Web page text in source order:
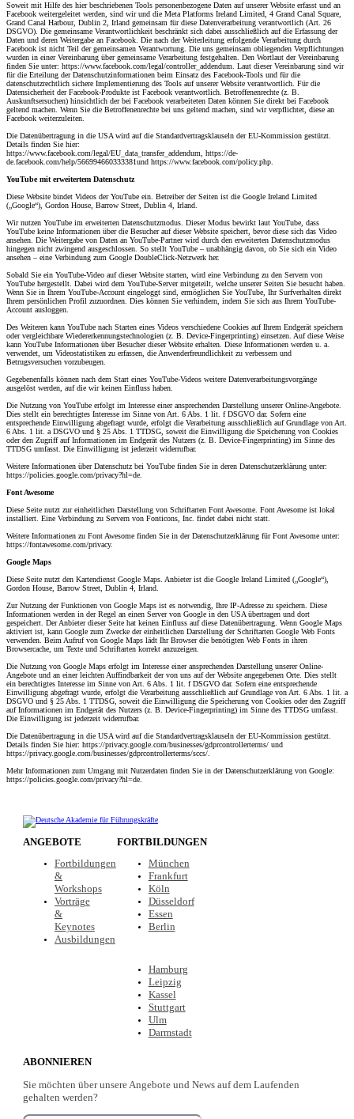
Soweit mit Hilfe des hier beschriebenen Tools personenbezogene Daten auf unserer Website erfasst und an
Facebook weitergeleitet werden, sind wir und die Meta Platforms Ireland Limited, 4 Grand Canal Square,
Grand Canal Harbour, Dublin 2, Irland gemeinsam für diese Datenverarbeitung verantwortlich (Art. 26
DSGVO). Die gemeinsame Verantwortlichkeit beschränkt sich dabei ausschließlich auf die Erfassung der
Daten und deren Weitergabe an Facebook. Die nach der Weiterleitung erfolgende Verarbeitung durch
Facebook ist nicht Teil der gemeinsamen Verantwortung. Die uns gemeinsam obliegenden Verpflichtungen
wurden in einer Vereinbarung über gemeinsame Verarbeitung festgehalten. Den Wortlaut der Vereinbarung
finden Sie unter: https://www.facebook.com/legal/controller_addendum. Laut dieser Vereinbarung sind wir
für die Erteilung der Datenschutzinformationen beim Einsatz des Facebook-Tools und für die
datenschutzrechtlich sichere Implementierung des Tools auf unserer Website verantwortlich. Für die
Datensicherheit der Facebook-Produkte ist Facebook verantwortlich. Betroffenenrechte (z. B.
Auskunftsersuchen) hinsichtlich der bei Facebook verarbeiteten Daten können Sie direkt bei Facebook
geltend machen. Wenn Sie die Betroffenenrechte bei uns geltend machen, sind wir verpflichtet, diese an
Facebook weiterzuleiten.
Die Datenübertragung in die USA wird auf die Standardvertragsklauseln der EU-Kommission gestützt.
Details finden Sie hier:
https://www.facebook.com/legal/EU_data_transfer_addendum, https://de-
de.facebook.com/help/566994660333381und https://www.facebook.com/policy.php.
YouTube mit erweitertem Datenschutz
Diese Website bindet Videos der YouTube ein. Betreiber der Seiten ist die Google Ireland Limited
(„Google“), Gordon House, Barrow Street, Dublin 4, Irland.
Wir nutzen YouTube im erweiterten Datenschutzmodus. Dieser Modus bewirkt laut YouTube, dass
YouTube keine Informationen über die Besucher auf dieser Website speichert, bevor diese sich das Video
ansehen. Die Weitergabe von Daten an YouTube-Partner wird durch den erweiterten Datenschutzmodus
hingegen nicht zwingend ausgeschlossen. So stellt YouTube – unabhängig davon, ob Sie sich ein Video
ansehen – eine Verbindung zum Google DoubleClick-Netzwerk her.
Sobald Sie ein YouTube-Video auf dieser Website starten, wird eine Verbindung zu den Servern von
YouTube hergestellt. Dabei wird dem YouTube-Server mitgeteilt, welche unserer Seiten Sie besucht haben.
Wenn Sie in Ihrem YouTube-Account eingeloggt sind, ermöglichen Sie YouTube, Ihr Surfverhalten direkt
Ihrem persönlichen Profil zuzuordnen. Dies können Sie verhindern, indem Sie sich aus Ihrem YouTube-
Account ausloggen.
Des Weiteren kann YouTube nach Starten eines Videos verschiedene Cookies auf Ihrem Endgerät speichern
oder vergleichbare Wiedererkennungstechnologien (z. B. Device-Fingerprinting) einsetzen. Auf diese Weise
kann YouTube Informationen über Besucher dieser Website erhalten. Diese Informationen werden u. a.
verwendet, um Videostatistiken zu erfassen, die Anwenderfreundlichkeit zu verbessern und
Betrugsversuchen vorzubeugen.
Gegebenenfalls können nach dem Start eines YouTube-Videos weitere Datenverarbeitungsvorgänge
ausgelöst werden, auf die wir keinen Einfluss haben.
Die Nutzung von YouTube erfolgt im Interesse einer ansprechenden Darstellung unserer Online-Angebote.
Dies stellt ein berechtigtes Interesse im Sinne von Art. 6 Abs. 1 lit. f DSGVO dar. Sofern eine
entsprechende Einwilligung abgefragt wurde, erfolgt die Verarbeitung ausschließlich auf Grundlage von Art.
6 Abs. 1 lit. a DSGVO und § 25 Abs. 1 TTDSG, soweit die Einwilligung die Speicherung von Cookies
oder den Zugriff auf Informationen im Endgerät des Nutzers (z. B. Device-Fingerprinting) im Sinne des
TTDSG umfasst. Die Einwilligung ist jederzeit widerrufbar.
Weitere Informationen über Datenschutz bei YouTube finden Sie in deren Datenschutzerklärung unter:
https://policies.google.com/privacy?hl=de.
Font Awesome
Diese Seite nutzt zur einheitlichen Darstellung von Schriftarten Font Awesome. Font Awesome ist lokal
installiert. Eine Verbindung zu Servern von Fonticons, Inc. findet dabei nicht statt.
Weitere Informationen zu Font Awesome finden Sie in der Datenschutzerklärung für Font Awesome unter:
https://fontawesome.com/privacy.
Google Maps
Diese Seite nutzt den Kartendienst Google Maps. Anbieter ist die Google Ireland Limited („Google“),
Gordon House, Barrow Street, Dublin 4, Irland.
Zur Nutzung der Funktionen von Google Maps ist es notwendig, Ihre IP-Adresse zu speichern. Diese
Informationen werden in der Regel an einen Server von Google in den USA übertragen und dort
gespeichert. Der Anbieter dieser Seite hat keinen Einfluss auf diese Datenübertragung. Wenn Google Maps
aktiviert ist, kann Google zum Zwecke der einheitlichen Darstellung der Schriftarten Google Web Fonts
verwenden. Beim Aufruf von Google Maps lädt Ihr Browser die benötigten Web Fonts in ihren
Browsercache, um Texte und Schriftarten korrekt anzuzeigen.
Die Nutzung von Google Maps erfolgt im Interesse einer ansprechenden Darstellung unserer Online-
Angebote und an einer leichten Auffindbarkeit der von uns auf der Website angegebenen Orte. Dies stellt
ein berechtigtes Interesse im Sinne von Art. 6 Abs. 1 lit. f DSGVO dar. Sofern eine entsprechende
Einwilligung abgefragt wurde, erfolgt die Verarbeitung ausschließlich auf Grundlage von Art. 6 Abs. 1 lit. a
DSGVO und § 25 Abs. 1 TTDSG, soweit die Einwilligung die Speicherung von Cookies oder den Zugriff
auf Informationen im Endgerät des Nutzers (z. B. Device-Fingerprinting) im Sinne des TTDSG umfasst.
Die Einwilligung ist jederzeit widerrufbar.
Die Datenübertragung in die USA wird auf die Standardvertragsklauseln der EU-Kommission gestützt.
Details finden Sie hier: https://privacy.google.com/businesses/gdprcontrollerterms/ und
https://privacy.google.com/businesses/gdprcontrollerterms/sccs/.
Mehr Informationen zum Umgang mit Nutzerdaten finden Sie in der Datenschutzerklärung von Google:
https://policies.google.com/privacy?hl=de.
ANGEBOTE
Fortbildungen
&
Workshops
Vorträge
&
Keynotes
Ausbildungen
FORTBILDUNGEN
München
Frankfurt
Köln
Düsseldorf
Essen
Berlin
Hamburg
Leipzig
Kassel
Stuttgart
Ulm
Darmstadt
ABONNIEREN
Sie möchten über unsere Angebote und News auf dem Laufenden
gehalten werden?